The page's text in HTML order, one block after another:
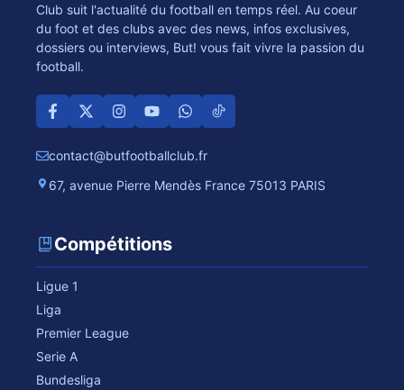
Club suit l'actualité du football en temps réel. Au coeur
du foot et des clubs avec des news, infos exclusives,
dossiers ou interviews, But! vous fait vivre la passion du
football.
contact@butfootballclub.fr
67, avenue Pierre Mendès France 75013 PARIS
Compétitions
Ligue 1
Liga
Premier League
Serie A
Bundesliga